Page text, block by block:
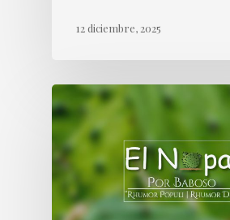
12 diciembre, 2025